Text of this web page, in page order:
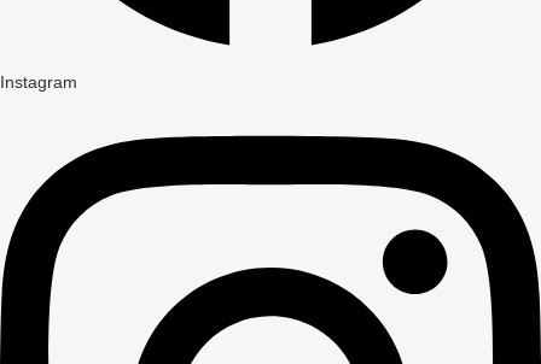
Instagram